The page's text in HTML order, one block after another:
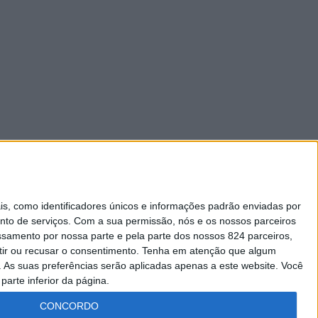
como identificadores únicos e informações padrão enviadas por
de serviços. Com a sua permissão, nós e os nossos parceiros
por nossa parte e pela parte dos nossos 824 parceiros,
ou recusar o consentimento. Tenha em atenção que algum
suas preferências serão aplicadas apenas a este website. Você
inferior da página.
CONCORDO